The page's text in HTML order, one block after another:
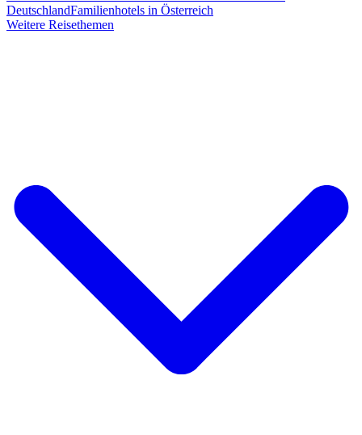
DeutschlandFamilienhotels in Österreich
Weitere Reisethemen